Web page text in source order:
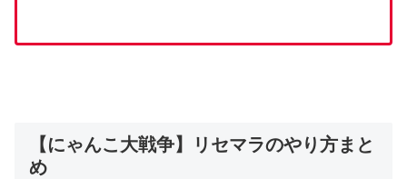
【にゃんこ大戦争】リセマラのやり方まと
め